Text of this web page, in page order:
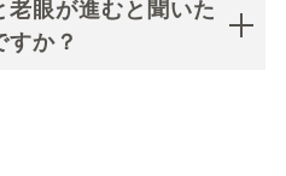
老眼が進むと聞いた
か？